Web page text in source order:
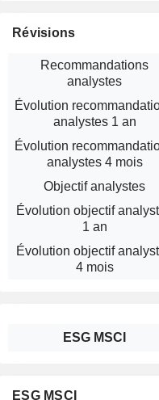
Révisions
Recommandations
analystes
Évolution
analystes 1 an
Évolution
analystes 4 mois
Objectif analystes
Évolution objectif
1 an
Évolution objectif
4 mois
ESG MSCI
ESG MSCI